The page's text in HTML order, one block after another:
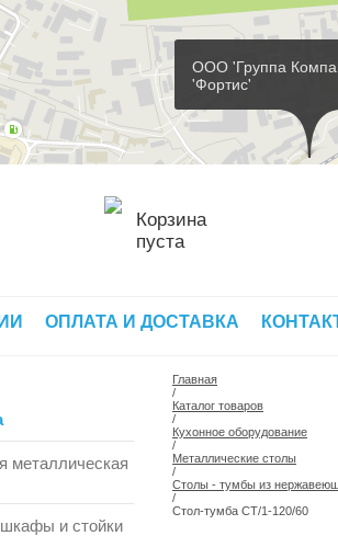
ООО 'Группа
'Фортис'
Корзина
пуста
ОПЛАТА И ДОСТАВКА
металлическая
и стойки
Главная
/
Каталог товаров
/
Кухонное оборудование
/
Металлические столы
/
Столы - тумбы из
/
Стол-тумба СТ/1-120/60